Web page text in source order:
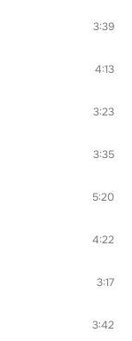
3:39
4:13
3:23
3:35
5:20
4:22
3:17
3:42